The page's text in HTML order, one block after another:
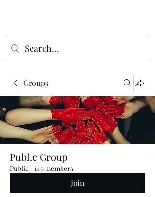
Groups
Public Group
Public · 149 members
Join